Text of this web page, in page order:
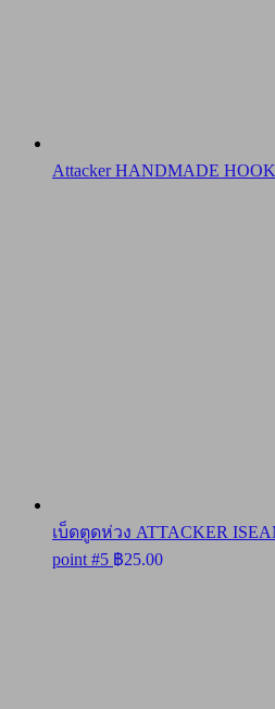
Attacker HANDMADE
เบ็ดตูดห่วง ATTACKER
point #5 ฿25.00